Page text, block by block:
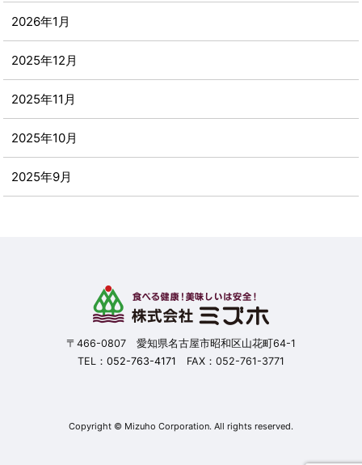
2026年1月
2025年12月
2025年11月
2025年10月
2025年9月
〒466-0807 愛知県名古屋市昭和区山花町64-1
TEL： 052-763-4171 FAX：052-761-3771
Copyright © Mizuho Corporation. All rights reserved.